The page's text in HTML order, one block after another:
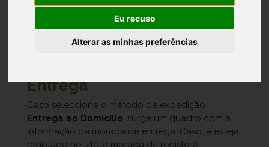
Eu recuso
Alterar as minhas preferências
De salientar que ao seleccionar este método de
expedição, serão cobrados portes de envio.
Entrega
Caso seleccione o método de expedição
Entrega ao Domicílio, surge um quadro com a
informação da morada de entrega. Caso já esteja
registado no site, a morada de registo é